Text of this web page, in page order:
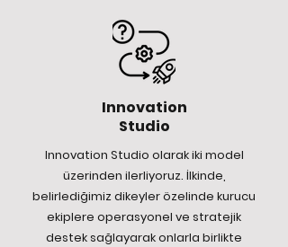
Innovation
Studio
Innovation Studio olarak iki model
üzerinden ilerliyoruz. İlkinde,
belirlediğimiz dikeyler özelinde kurucu
ekiplere operasyonel ve stratejik
destek sağlayarak onlarla birlikte